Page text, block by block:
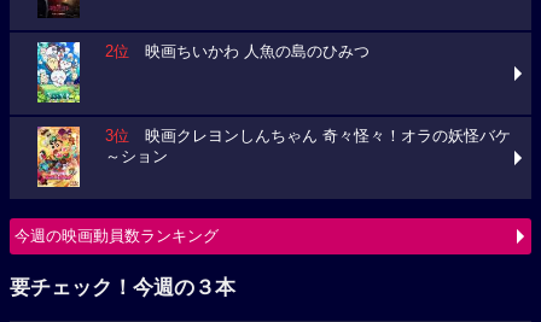
2位 映画ちいかわ 人魚の島のひみつ
3位 映画クレヨンしんちゃん 奇々怪々！オラの妖怪バケ
～ション
今週の映画動員数ランキング
要チェック！今週の３本